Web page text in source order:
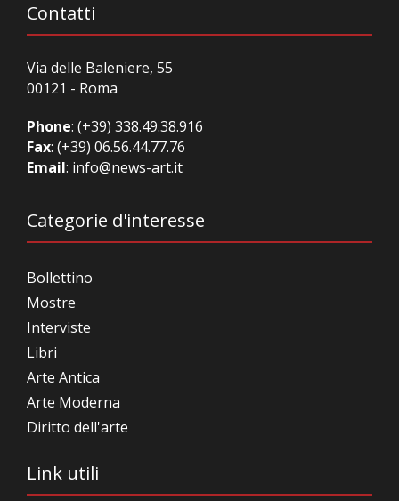
Contatti
Via delle Baleniere, 55
00121 - Roma
Phone: (+39) 338.49.38.916
Fax: (+39) 06.56.44.77.76
Email: info@news-art.it
Categorie d'interesse
Bollettino
Mostre
Interviste
Libri
Arte Antica
Arte Moderna
Diritto dell'arte
Link utili